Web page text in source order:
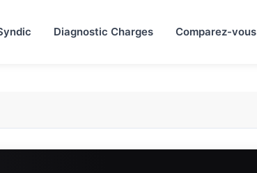
Diagnostic Charges Comparez-vous